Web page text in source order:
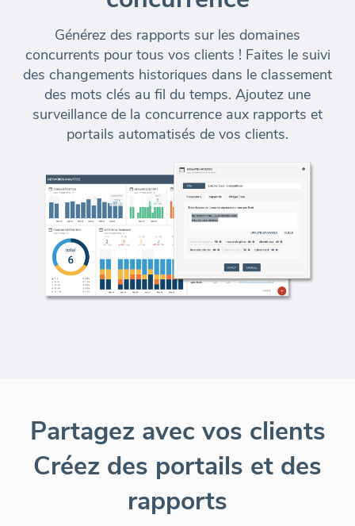
Générez des rapports sur les domaines
concurrents pour tous vos clients ! Faites le suivi
des changements historiques dans le classement
des mots clés au fil du temps. Ajoutez une
surveillance de la concurrence aux rapports et
portails automatisés de vos clients.
Partagez avec vos clients
Créez des portails et des
rapports